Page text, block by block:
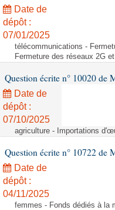
Date de
dépôt :
07/01/2025
télécommunications -
Fermeture des réseaux 2G
Question écrite n° 10020 de
Date de
dépôt :
07/10/2025
agriculture - Importations
Question écrite n° 10722 de
Date de
dépôt :
04/11/2025
femmes - Fonds dédiés à la